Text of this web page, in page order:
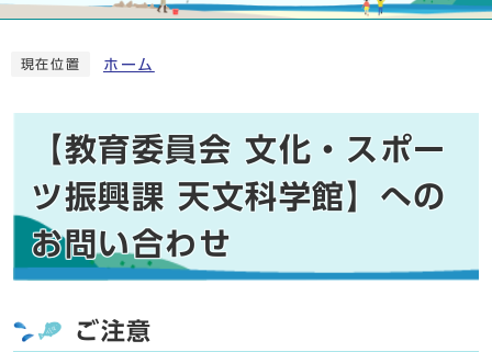
現在位置 ホーム
【教育委員会 文化・スポー
ツ振興課 天文科学館】への
お問い合わせ
ご注意